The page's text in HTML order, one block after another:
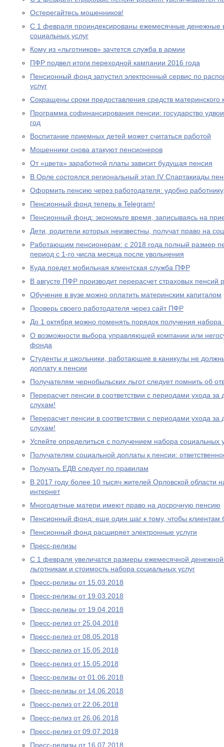
Остерегайтесь мошенников!
С 1 февраля проиндексированы ежемесячные денежные
социальных услуг
Кому из «льготников» зачтется служба в армии
ПФР подвел итоги переходной кампании 2016 года
Пенсионный фонд запустил электронный сервис по
услуг
Сокращены сроки предоставления средств материнского
Программа софинансирования пенсии: государство
год
Воспитание приемных детей может считаться работой
Мошенники снова атакуют пенсионеров
От «цвета» заработной платы зависит будущая пенсия
В Орле состоялся региональный этап IV Спартакиады
Оформить пенсию через работодателя: удобно
Пенсионный фонд теперь в Telegram!
Пенсионный фонд: экономьте время, записываясь на
Дети, родители которых неизвестны, получат право на
Работающим пенсионерам: с 2018 года полный размер
период с 1-го числа месяца после увольнения
Куда поедет мобильная клиентская служба ПФР
В августе ПФР производит перерасчет страховых
Обучение в вузе можно оплатить материнским капиталом
Проверь своего работодателя через сайт ПФР
До 1 октября можно поменять порядок получения набора
О возможности выбора управляющей компании или
фонда
Студенты и школьники, работающие в каникулы не
доплату к пенсии
Получателям чернобыльских льгот следует помнить об
Перерасчет пенсии в соответствии с периодами ухода за
слухам!
Перерасчет пенсии в соответствии с периодами ухода за
слухам!
Успейте определиться с получением набора социальных
Получателям социальной доплаты к пенсии:
Получать ЕДВ следует по правилам
В 2017 году более 10 тысяч жителей Орловской области
интернет
Многодетные матери имеют право на досрочную пенсию
Пенсионный фонд: еще один шаг к тому, чтобы клиентам
Пенсионный фонд расширяет электронные услуги
Пресс-релизы
С 1 февраля увеличатся размеры ежемесячной
льготникам и стоимость набора социальных услуг
Пресс-релизы от 15.03.2018
Пресс-релизы от 19.03.2018
Пресс-релизы от 19.04.2018
Пресс-релиз от 25.04.2018
Пресс-релиз от 08.05.2018
Пресс-релиз от 15.05.2018
Пресс-релиз от 15.05.2018
Пресс-релизы от 01.06.2018
Пресс-релизы от 14.06.2018
Пресс-релиз от 22.06.2018
Пресс-релиз от 26.06.2018
Пресс-релиз от 09.07.2018
Пресс-релизы от 16.07.2018